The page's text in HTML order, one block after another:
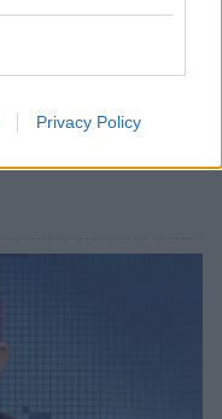
Privacy Policy